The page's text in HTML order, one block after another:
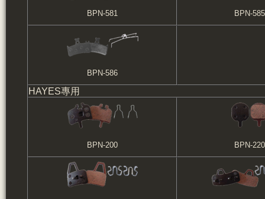
BPN-581 BPN-585
BPN-586
HAYES專用
BPN-200 BPN-220